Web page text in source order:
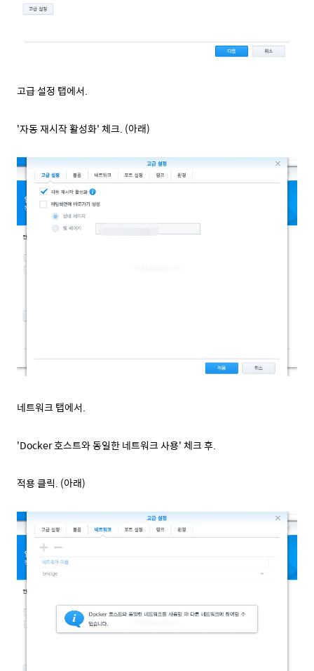
고급 설정 탭에서.
'자동 재시작 활성화' 체크. (아래)
네트워크 탭에서.
'Docker 호스트와 동일한 네트워크 사용' 체크 후.
적용 클릭. (아래)